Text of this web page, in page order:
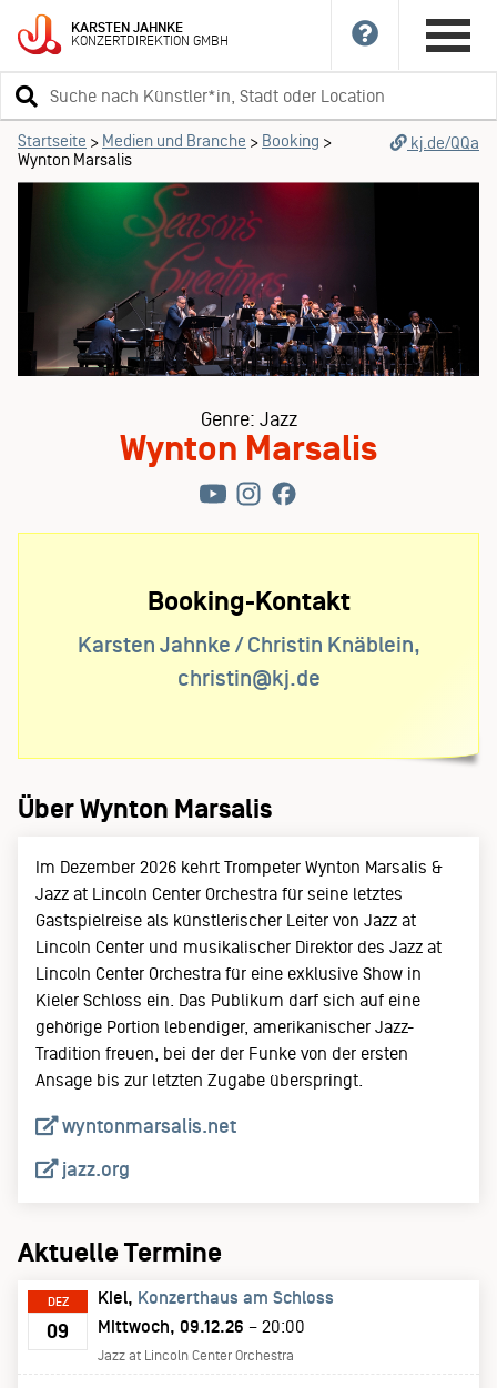
KARSTENJAHNKE
KONZERTDIREKTIONGMBH
Suchbegriff
eingeben
Startseite > Medien und Branche > Booking >
Wynton Marsalis
kj.de/QQa
Genre: Jazz
Wynton Marsalis
Booking-Kontakt
Karsten Jahnke / Christin Knäblein,
christin@kj.de
Über Wynton Marsalis
Im Dezember 2026 kehrt Trompeter Wynton Marsalis &
Jazz at Lincoln Center Orchestra für seine letztes
Gastspielreise als künstlerischer Leiter von Jazz at
Lincoln Center und musikalischer Direktor des Jazz at
Lincoln Center Orchestra für eine exklusive Show in
Kieler Schloss ein. Das Publikum darf sich auf eine
gehörige Portion lebendiger, amerikanischer Jazz-
Tradition freuen, bei der der Funke von der ersten
Ansage bis zur letzten Zugabe überspringt.
wyntonmarsalis.net
jazz.org
Aktuelle Termine
DEZ
09
Kiel Konzerthaus am Schloss
Mittwoch, 09.12.26 – 20:00
Jazz at Lincoln Center Orchestra